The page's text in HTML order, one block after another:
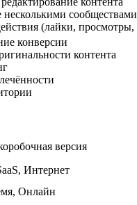
несколькими сообществами
(лайки,
конверсии
контента
версия
Онлайн